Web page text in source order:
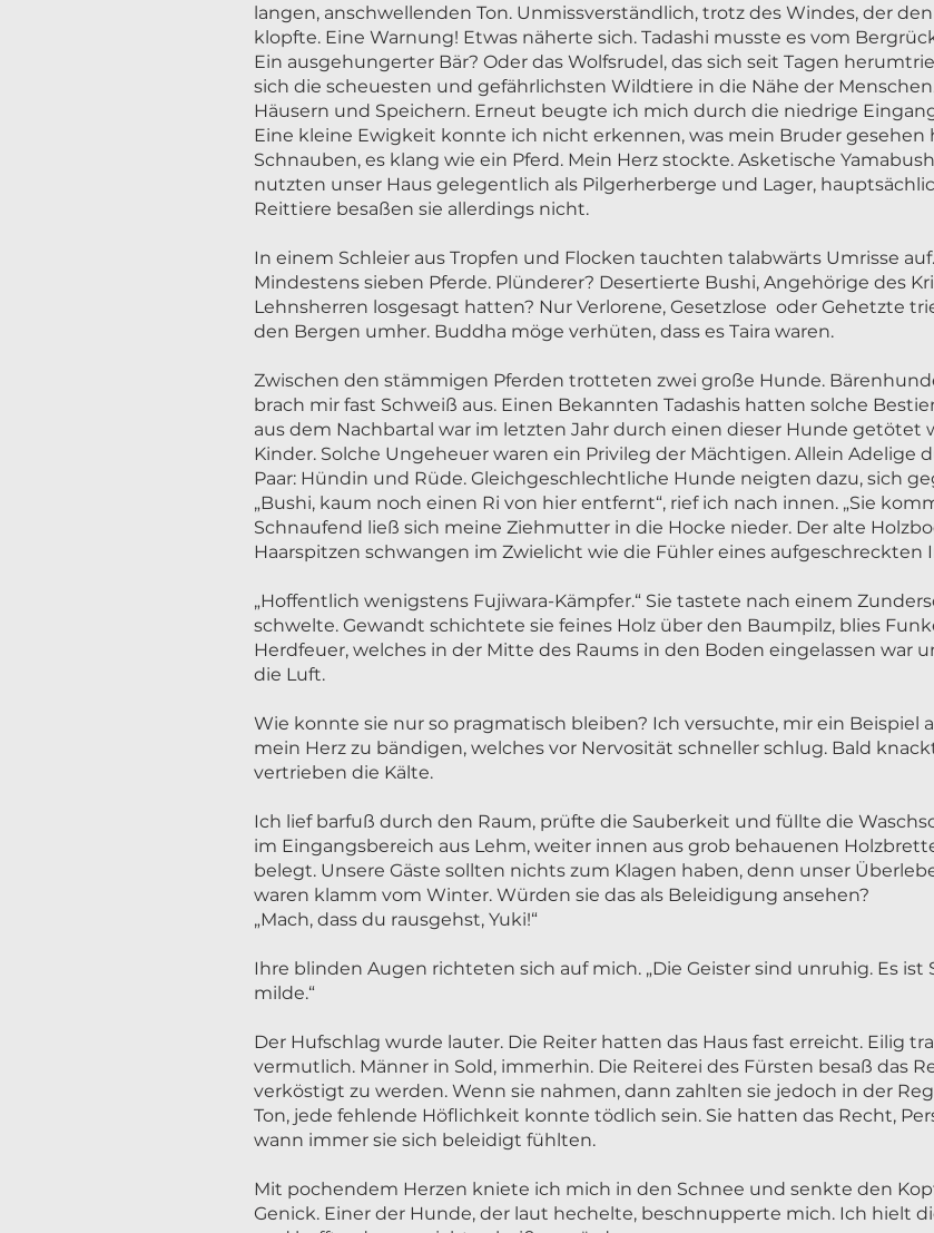
langen, anschwellenden Ton. Unmissverständlich, trotz des Windes, der
klopfte. Eine Warnung! Etwas näherte sich. Tadashi musste es vom
Ein ausgehungerter Bär? Oder das Wolfsrudel, das sich seit Tagen
sich die scheuesten und gefährlichsten Wildtiere in die Nähe der
Häusern und Speichern. Erneut beugte ich mich durch die niedrige
Eine kleine Ewigkeit konnte ich nicht erkennen, was mein Bruder gesehen
Schnauben, es klang wie ein Pferd. Mein Herz stockte. Asketische
nutzten unser Haus gelegentlich als Pilgerherberge und Lager,
Reittiere besaßen sie allerdings nicht.
In einem Schleier aus Tropfen und Flocken tauchten talabwärts Umrisse
Mindestens sieben Pferde. Plünderer? Desertierte Bushi, Angehörige des
Lehnsherren losgesagt hatten? Nur Verlorene, Gesetzlose oder Gehetzte
den Bergen umher. Buddha möge verhüten, dass es Taira waren.
Zwischen den stämmigen Pferden trotteten zwei große Hunde.
brach mir fast Schweiß aus. Einen Bekannten Tadashis hatten solche
aus dem Nachbartal war im letzten Jahr durch einen dieser Hunde getötet
Kinder. Solche Ungeheuer waren ein Privileg der Mächtigen. Allein Adelige
Paar: Hündin und Rüde. Gleichgeschlechtliche Hunde neigten dazu, sich
„Bushi, kaum noch einen Ri von hier entfernt“, rief ich nach innen. „Sie
Schnaufend ließ sich meine Ziehmutter in die Hocke nieder. Der alte
Haarspitzen schwangen im Zwielicht wie die Fühler eines aufgeschreckten
„Hoffentlich wenigstens Fujiwara-Kämpfer.“ Sie tastete nach einem
schwelte. Gewandt schichtete sie feines Holz über den Baumpilz, blies
Herdfeuer, welches in der Mitte des Raums in den Boden eingelassen war
die Luft.
Wie konnte sie nur so pragmatisch bleiben? Ich versuchte, mir ein Beispiel
mein Herz zu bändigen, welches vor Nervosität schneller schlug. Bald
vertrieben die Kälte.
Ich lief barfuß durch den Raum, prüfte die Sauberkeit und füllte die
im Eingangsbereich aus Lehm, weiter innen aus grob behauenen
belegt. Unsere Gäste sollten nichts zum Klagen haben, denn unser
waren klamm vom Winter. Würden sie das als Beleidigung ansehen?
„Mach, dass du rausgehst, Yuki!“
Ihre blinden Augen richteten sich auf mich. „Die Geister sind unruhig. Es ist
milde.“
Der Hufschlag wurde lauter. Die Reiter hatten das Haus fast erreicht. Eilig
vermutlich. Männer in Sold, immerhin. Die Reiterei des Fürsten besaß das
verköstigt zu werden. Wenn sie nahmen, dann zahlten sie jedoch in der
Ton, jede fehlende Höflichkeit konnte tödlich sein. Sie hatten das Recht,
wann immer sie sich beleidigt fühlten.
Mit pochendem Herzen kniete ich mich in den Schnee und senkte den
Genick. Einer der Hunde, der laut hechelte, beschnupperte mich. Ich hielt